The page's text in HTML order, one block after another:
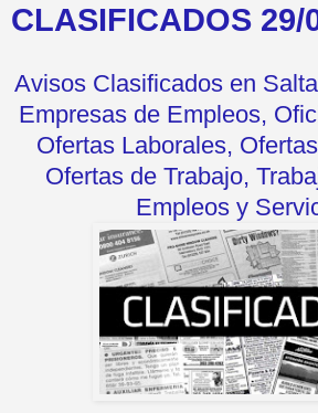
CLASIFICADOS 29/
Avisos Clasificados en
Empresas de Empleos,
Ofertas Laborales,
Ofertas de Trabajo,
Empleos y